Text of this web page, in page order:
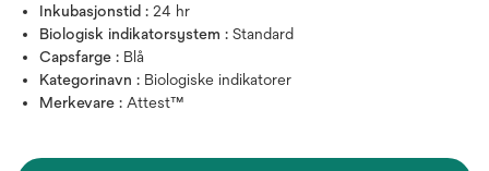
Inkubasjonstid : 24 hr
Biologisk indikatorsystem : Standard
Capsfarge : Blå
Kategorinavn : Biologiske indikatorer
Merkevare : Attest™